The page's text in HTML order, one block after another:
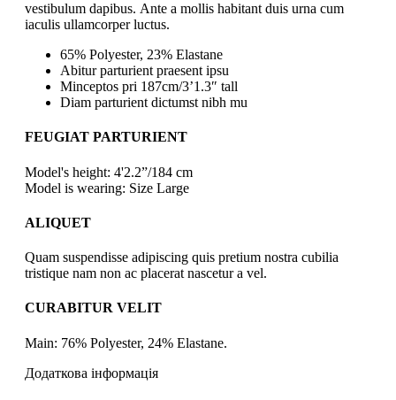
vestibulum dapibus. Ante a mollis habitant duis urna cum
iaculis ullamcorper luctus.
65% Polyester, 23% Elastane
Abitur parturient praesent ipsu
Minceptos pri 187cm/3’1.3″ tall
Diam parturient dictumst nibh mu
FEUGIAT PARTURIENT
Model's height: 4'2.2”/184 cm
Model is wearing: Size Large
ALIQUET
Quam suspendisse adipiscing quis pretium nostra cubilia
tristique nam non ac placerat nascetur a vel.
CURABITUR VELIT
Main: 76% Polyester, 24% Elastane.
Додаткова інформація